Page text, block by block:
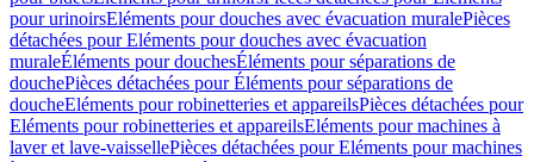
pour urinoirsEléments pour douches avec évacuation muralePièces
détachées pour Eléments pour douches avec évacuation
muraleÉléments pour douchesÉléments pour séparations de
douchePièces détachées pour Éléments pour séparations de
doucheEléments pour robinetteries et appareilsPièces détachées pour
Eléments pour robinetteries et appareilsEléments pour machines à
laver et lave-vaissellePièces détachées pour Eléments pour machines